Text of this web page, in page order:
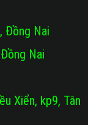
Đồng Nai
Nai
Xiển, kp9, Tân